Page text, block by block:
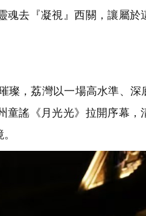
魂去『凝視』西關，讓屬
，荔灣以一場高水準、深
童謠《月光光》拉開序幕